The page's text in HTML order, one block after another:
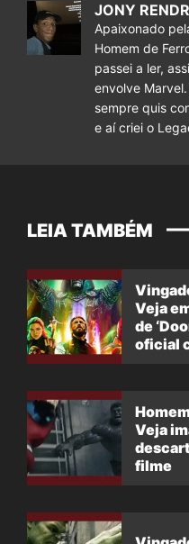
JONY
Apaixonado
Homem de
passei a ler,
envolve
sempre quis
e aí criei o
LEIA TAMBÉM
Veja
de
oficial
Veja
filme